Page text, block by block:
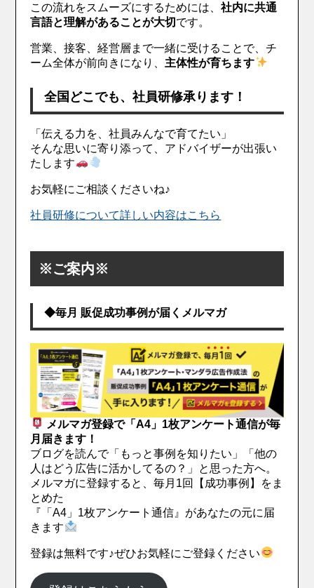
この流れをスムーズにするためには、社内に共通
言語と理解があることが大切です。
営業、接客、経営層まで一緒に受けることで、チ
ーム全体が前向きになり、 主体性が育ちます
全国どこでも、社員研修承ります！
「伝える力を、社員みんなで育てたい」
そんな思いに寄り添って、アドバイザーが出張い
たします
お気軽にご相談くださいね♪
社員研修について詳しい内容はこちら
※ご案内※
◆毎月 販促成功事例が届くメルマガ
メルマガ登録で「A4」1枚アンケート通信が毎
月届きます！
ブログを読んで「もっと事例を知りたい」「他の
人はどう広告に活かしてるの？」と思った方へ。
メルマガに登録すると、毎月1回【成功事例】をま
とめた
『「A4」1枚アンケート通信』があなたの元に届
きます
登録は無料です♪ぜひお気軽にご登録ください